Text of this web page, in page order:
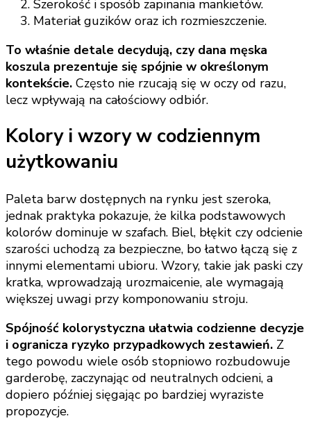
Szerokość i sposób zapinania mankietów.
Materiał guzików oraz ich rozmieszczenie.
To właśnie detale decydują, czy dana męska
koszula prezentuje się spójnie w określonym
kontekście. Często nie rzucają się w oczy od razu,
lecz wpływają na całościowy odbiór.
Kolory i wzory w codziennym
użytkowaniu
Paleta barw dostępnych na rynku jest szeroka,
jednak praktyka pokazuje, że kilka podstawowych
kolorów dominuje w szafach. Biel, błękit czy odcienie
szarości uchodzą za bezpieczne, bo łatwo łączą się z
innymi elementami ubioru. Wzory, takie jak paski czy
kratka, wprowadzają urozmaicenie, ale wymagają
większej uwagi przy komponowaniu stroju.
Spójność kolorystyczna ułatwia codzienne decyzje
i ogranicza ryzyko przypadkowych zestawień. Z
tego powodu wiele osób stopniowo rozbudowuje
garderobę, zaczynając od neutralnych odcieni, a
dopiero później sięgając po bardziej wyraziste
propozycje.